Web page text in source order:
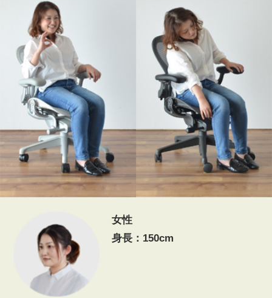
女性
身長：150cm